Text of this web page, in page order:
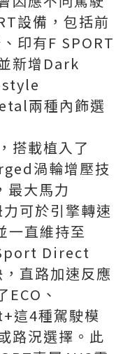
設備，包括前
印有F SPORT
新增Dark
兩種內飾選
搭載植入了
渦輪增壓技
最大馬力
可於引擎轉速
直維持至
Direct
直路加速反應
、
這4種駕駛模
路況選擇。此